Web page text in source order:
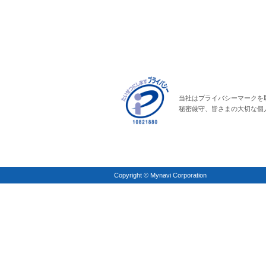
当社はプライバシーマークを
秘密厳守、皆さまの大切な個
Copyright © Mynavi Corporation